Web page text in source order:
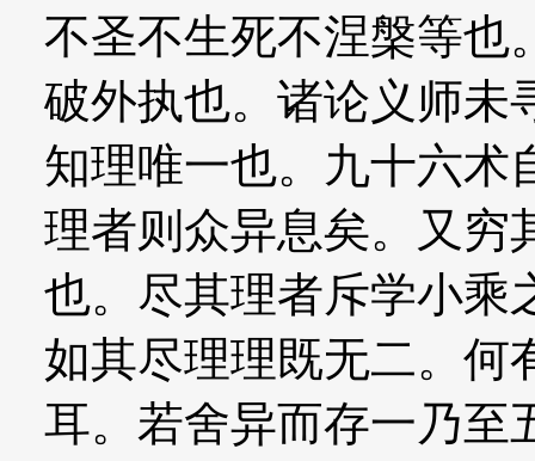
不圣不生死不涅槃等也
破外执也。诸论义师未
知理唯一也。九十六术
理者则众异息矣。又穷
也。尽其理者斥学小乘
如其尽理理既无二。何
耳。若舍异而存一乃至